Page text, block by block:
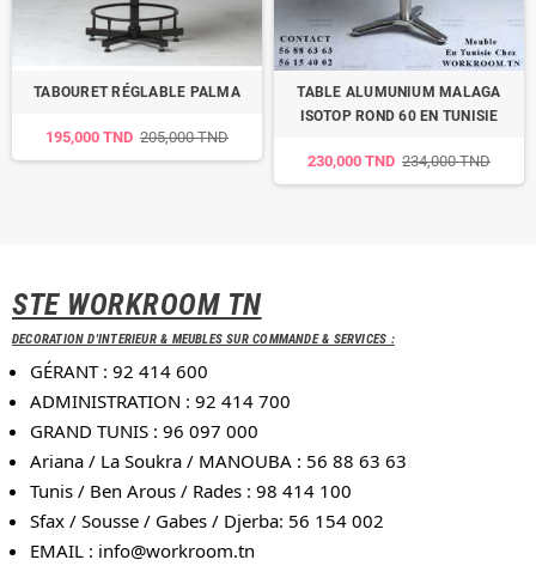
TABOURET RÉGLABLE PALMA
195,000 TND 205,000 TND
TABLE ALUMUNIUM MALAGA
ISOTOP ROND 60 EN TUNISIE
230,000 TND 234,000 TND
STE WORKROOM TN
DECORATION D'INTERIEUR & MEUBLES SUR COMMANDE & SERVICES :
GÉRANT : 92 414 600
ADMINISTRATION : 92 414 700
GRAND TUNIS : 96 097 000
Ariana / La Soukra / MANOUBA : 56 88 63 63
Tunis / Ben Arous / Rades : 98 414 100
Sfax / Sousse / Gabes / Djerba: 56 154 002
EMAIL : info@workroom.tn